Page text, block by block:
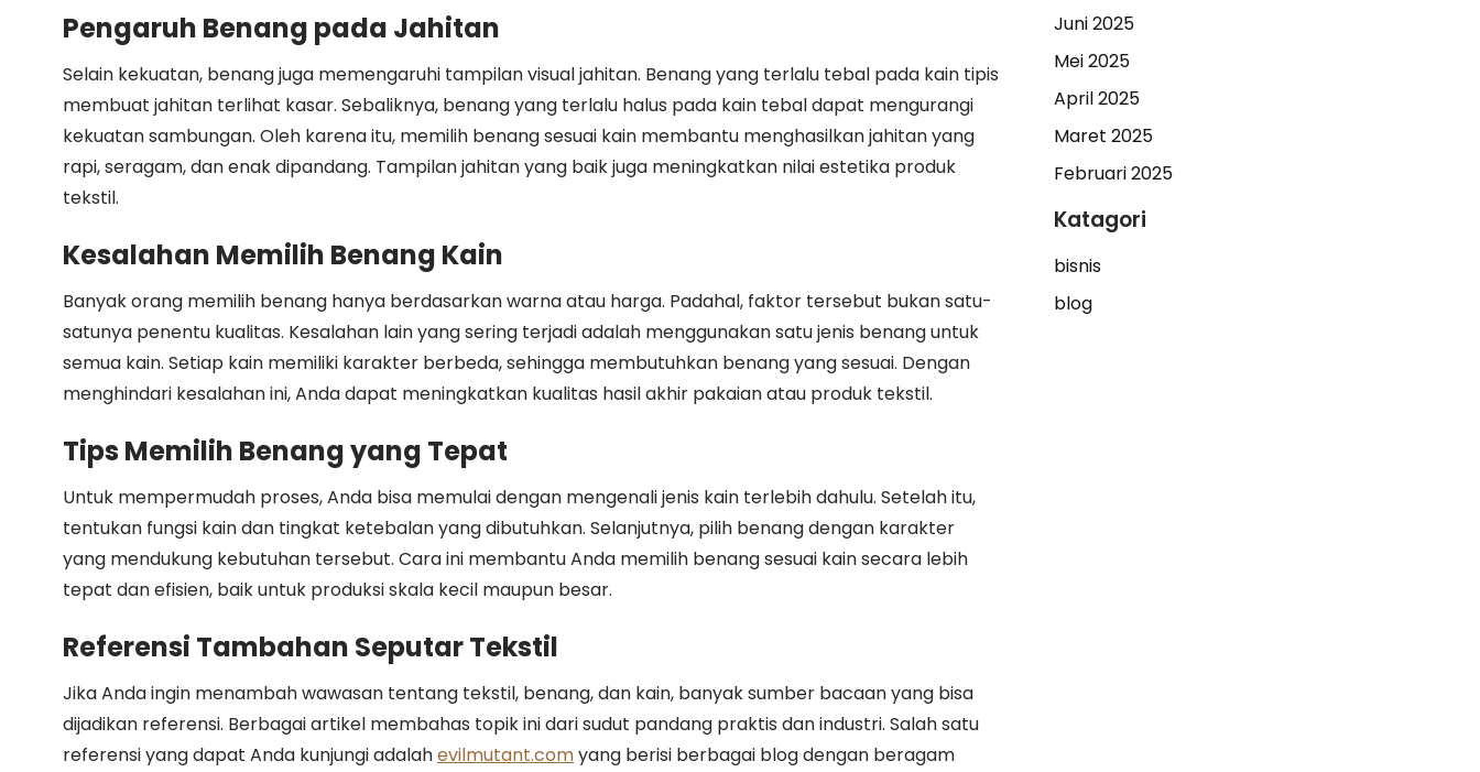
Pengaruh Benang pada Jahitan
Selain kekuatan, benang juga memengaruhi tampilan visual jahitan. Benang yang terlalu tebal pada kain tipis
membuat jahitan terlihat kasar. Sebaliknya, benang yang terlalu halus pada kain tebal dapat mengurangi
kekuatan sambungan. Oleh karena itu, memilih benang sesuai kain membantu menghasilkan jahitan yang
rapi, seragam, dan enak dipandang. Tampilan jahitan yang baik juga meningkatkan nilai estetika produk
tekstil.
Kesalahan Memilih Benang Kain
Banyak orang memilih benang hanya berdasarkan warna atau harga. Padahal, faktor tersebut bukan satu-
satunya penentu kualitas. Kesalahan lain yang sering terjadi adalah menggunakan satu jenis benang untuk
semua kain. Setiap kain memiliki karakter berbeda, sehingga membutuhkan benang yang sesuai. Dengan
menghindari kesalahan ini, Anda dapat meningkatkan kualitas hasil akhir pakaian atau produk tekstil.
Tips Memilih Benang yang Tepat
Untuk mempermudah proses, Anda bisa memulai dengan mengenali jenis kain terlebih dahulu. Setelah itu,
tentukan fungsi kain dan tingkat ketebalan yang dibutuhkan. Selanjutnya, pilih benang dengan karakter
yang mendukung kebutuhan tersebut. Cara ini membantu Anda memilih benang sesuai kain secara lebih
tepat dan efisien, baik untuk produksi skala kecil maupun besar.
Referensi Tambahan Seputar Tekstil
Jika Anda ingin menambah wawasan tentang tekstil, benang, dan kain, banyak sumber bacaan yang bisa
dijadikan referensi. Berbagai artikel membahas topik ini dari sudut pandang praktis dan industri. Salah satu
referensi yang dapat Anda kunjungi adalahevilmutant.comyang berisi berbagai blog dengan beragam
Juni 2025
Mei 2025
April 2025
Maret 2025
Februari 2025
Katagori
bisnis
blog